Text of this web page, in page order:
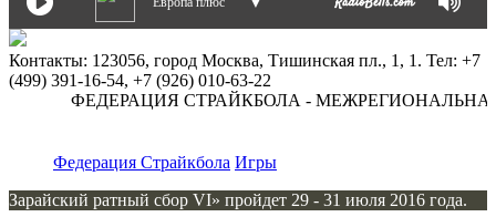
▼
Контакты: 123056, город Москва, Тишинская пл., 1, 1. Тел: +7
(499) 391-16-54, +7 (926) 010-63-22
ФЕДЕРАЦИЯ СТРАЙКБОЛА -
Федерация Страйкбола Игры
Зарайский ратный сбор VI» пройдет 29 - 31 июля 2016 года.